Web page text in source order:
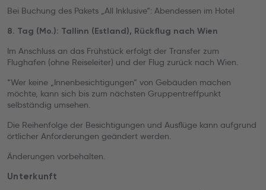
Bei Buchung des Pakets „All Inklusive“: Abendessen im Hotel
8. Tag (Mo.): Tallinn (Estland), Rückflug nach Wien
Im Anschluss an das Frühstück erfolgt der Transfer zum
Flughafen (ohne Reiseleiter) und der Flug zurück nach Wien.
*Wer keine „Innenbesichtigungen“ von Gebäuden machen
möchte, kann sich bis zum nächsten Gruppentreffpunkt
selbständig umsehen.
Die Reihenfolge der Besichtigungen und Ausflüge kann aufgrund
örtlicher Anforderungen geändert werden.
Änderungen vorbehalten.
Unterkunft